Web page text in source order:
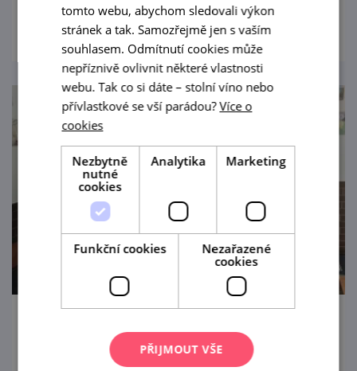
prohlédnout
5. 9. — 6. 9. '26
tomto webu, abychom sledovali výkon
stránek a tak. Samozřejmě jen s vaším
souhlasem. Odmítnutí cookies může
nepříznivě ovlivnit některé vlastnosti
webu. Tak co si dáte – stolní víno nebo
přívlastkové se vší parádou?Více o
cookies
Nezbytně
nutné
cookies
Analytika Marketing
Funkční cookies
Nezařazené
cookies
PŘIJMOUT VŠE